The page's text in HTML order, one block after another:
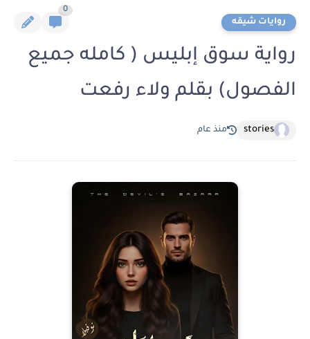
روايات شيقه
0
رواية سوق إبليس ( كامله جميع
الفصول) بقلم ولاء رفعت
stories منذ عام